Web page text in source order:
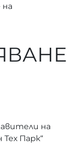
на
Парк“